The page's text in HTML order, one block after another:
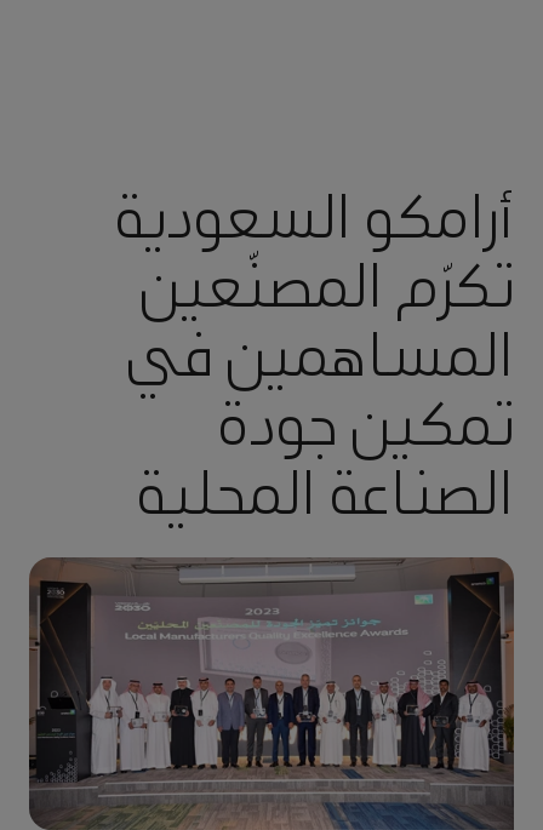
أرامكو السعودية
تكرّم المصنّعين
المساهمين في
تمكين جودة
الصناعة المحلية